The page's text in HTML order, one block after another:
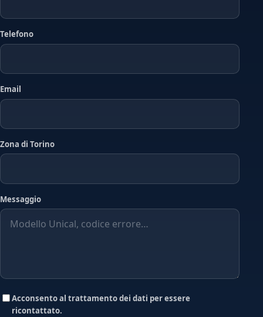
Telefono
Email
Zona di Torino
Messaggio
Acconsento al trattamento dei dati per essere
ricontattato.